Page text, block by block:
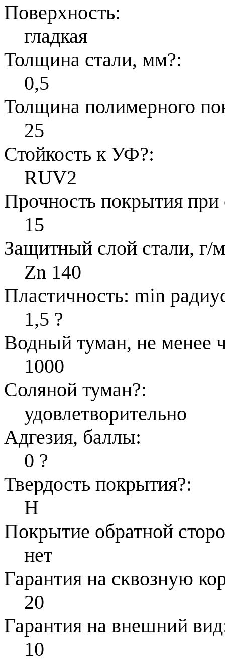
Поверхность:
гладкая
Толщина стали, мм?:
0,5
Толщина полимерного
25
Стойкость к УФ?:
RUV2
Прочность покрытия
15
Защитный слой стали, г/
Zn 140
Пластичность: min
1,5 ?
Водный туман, не менее
1000
Соляной туман?:
удовлетворительно
Адгезия, баллы:
0 ?
Твердость покрытия?:
Н
Покрытие обратной
нет
Гарантия на сквозную
20
Гарантия на внешний
10